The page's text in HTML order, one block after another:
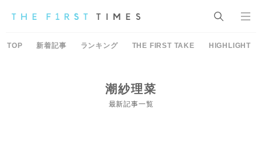
TOP 新着記事 ランキング THE FIRST TAKE HIGHLIGHT
潮紗理菜
最新記事一覧